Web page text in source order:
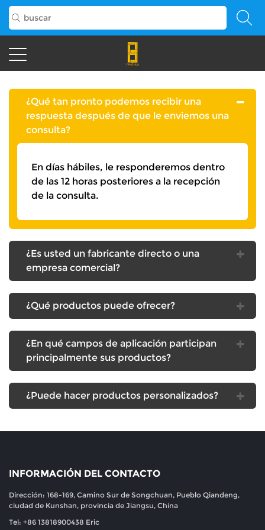
¿Qué tan pronto podemos recibir una
respuesta después de que le enviemos una
consulta?
En días hábiles, le responderemos dentro
de las 12 horas posteriores a la recepción
de la consulta.
¿Es usted un fabricante directo o una
empresa comercial?
¿Qué productos puede ofrecer?
¿En qué campos de aplicación participan
principalmente sus productos?
¿Puede hacer productos personalizados?
INFORMACIÓN DEL CONTACTO
Dirección: 168-169, Camino Sur de Songchuan, Pueblo Qiandeng,
ciudad de Kunshan, provincia de Jiangsu, China
Tel: +86 13818900438 Eric